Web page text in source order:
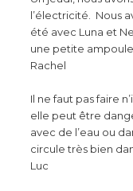
l’électricité. Nous
été avec Luna et
une petite ampoule.
Rachel
Il ne faut pas faire
elle peut être
avec de l’eau ou
circule très bien
Luc